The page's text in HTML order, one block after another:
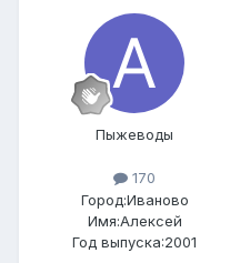
Пыжеводы
170
Город:Иваново
Имя:Алексей
Год выпуска:2001